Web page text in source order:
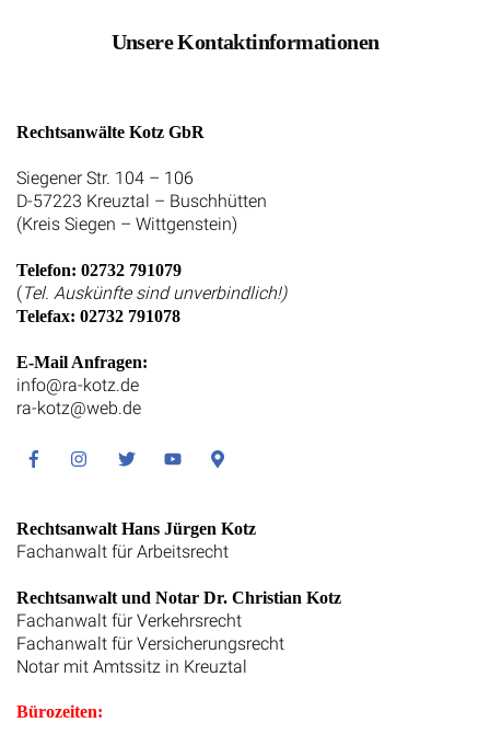
Unsere Kontaktinformationen
Rechtsanwälte Kotz GbR
Siegener Str. 104 – 106
D-57223 Kreuztal – Buschhütten
(Kreis Siegen – Wittgenstein)
Telefon: 02732 791079
(Tel. Auskünfte sind unverbindlich!)
Telefax: 02732 791078
E-Mail Anfragen:
info@ra-kotz.de
ra-kotz@web.de
FacebookInstagramTwitter YoutubeGoogle
Rechtsanwalt Hans Jürgen Kotz
Fachanwalt für Arbeitsrecht
Rechtsanwalt und Notar Dr. Christian Kotz
Fachanwalt für Verkehrsrecht
Fachanwalt für Versicherungsrecht
Notar mit Amtssitz in Kreuztal
Bürozeiten: